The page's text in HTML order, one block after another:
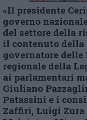
«Il presidente
governo
del settore della
il contenuto
governatore delle
regionale della
ai parlamentari
Giuliano
Patassini e i
Zaffiri, Luigi